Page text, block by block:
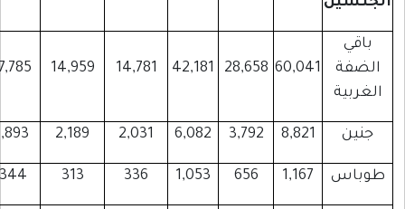
باقي
60,041
28,658
42,181
14,781
14,959
107,785
جنين 8,821
3,792
6,082
2,031
2,189
14,893
1,167
656
1,053
2,344